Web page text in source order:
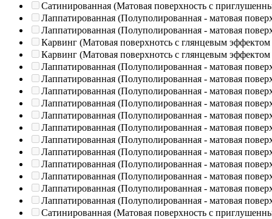
Сатинированная (Матовая поверхность с
Лаппатированная (Полуполированная - матовая
Лаппатированная (Полуполированная - матовая
Карвинг (Матовая поверхнотсь с глянцевым эффектом
Карвинг (Матовая поверхнотсь с глянцевым эффектом
Лаппатированная (Полуполированная - матовая
Лаппатированная (Полуполированная - матовая
Лаппатированная (Полуполированная - матовая
Лаппатированная (Полуполированная - матовая
Лаппатированная (Полуполированная - матовая
Лаппатированная (Полуполированная - матовая
Лаппатированная (Полуполированная - матовая
Лаппатированная (Полуполированная - матовая
Лаппатированная (Полуполированная - матовая
Лаппатированная (Полуполированная - матовая
Лаппатированная (Полуполированная - матовая
Лаппатированная (Полуполированная - матовая
Сатинированная (Матовая поверхность с